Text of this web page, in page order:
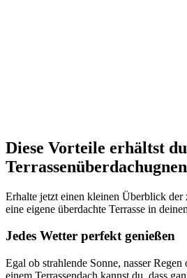
Diese Vorteile erhältst
Terrassenüberdachugnen
Erhalte jetzt einen kleinen Überblick der
eine eigene überdachte Terrasse in
Jedes Wetter perfekt genießen
Egal ob strahlende Sonne, nasser
einem Terrassendach kannst du, dass